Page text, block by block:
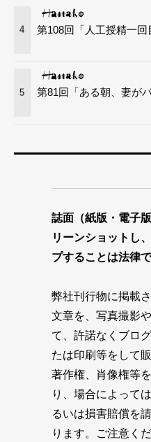
4 第108回「人工授精一回
5 第81回「ある朝、妻が
誌面（紙版・電子
リーンショットし
プすることは法律
弊社刊行物に掲載
文章を、写真撮影
て、許諾なくブロ
たは印刷等をして
著作権、肖像権等
り、場合によって
るいは損害賠償を
ります。ご注意くだ